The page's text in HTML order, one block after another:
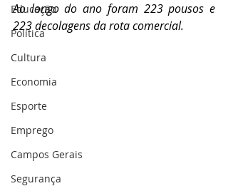
Educação
Política
Cultura
Economia
Esporte
Emprego
Campos Gerais
Segurança
Ao longo do ano foram 223 pousos e
223 decolagens da rota comercial.